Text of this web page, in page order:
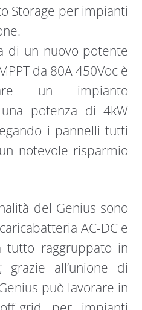
Storage per impianti
di un nuovo potente
da 80A 450Voc è
un impianto
potenza di 4kW
i pannelli tutti
notevole risparmio
del Genius sono
AC-DC e
tutto raggruppato in
all’unione di
può lavorare in